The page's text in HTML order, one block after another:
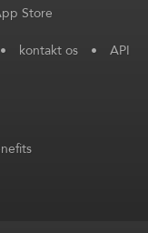
• kontakt os • API